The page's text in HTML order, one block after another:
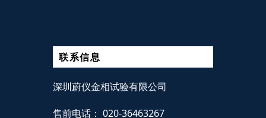
联系信息
深圳蔚仪金相试验有限公司
售前电话： 020-36463267